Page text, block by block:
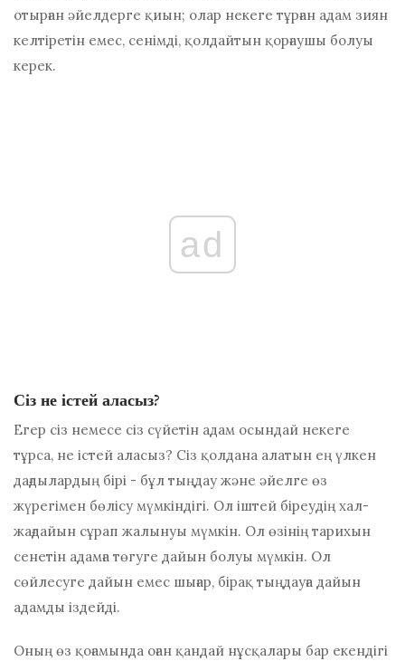
отырған әйелдерге қиын; олар некеге тұрған адам зиян
келтіретін емес, сенімді, қолдайтын қорғаушы болуы
керек.
ad
Сіз не істей аласыз?
Егер сіз немесе сіз сүйетін адам осындай некеге
тұрса, не істей аласыз? Сіз қолдана алатын ең үлкен
дағдылардың бірі - бұл тыңдау және әйелге өз
жүрегімен бөлісу мүмкіндігі. Ол іштей біреудің хал-
жағдайын сұрап жалынуы мүмкін. Ол өзінің тарихын
сенетін адамға төгуге дайын болуы мүмкін. Ол
сөйлесуге дайын емес шығар, бірақ тыңдауға дайын
адамды іздейді.
Оның өз қоғамында оған қандай нұсқалары бар екендігі